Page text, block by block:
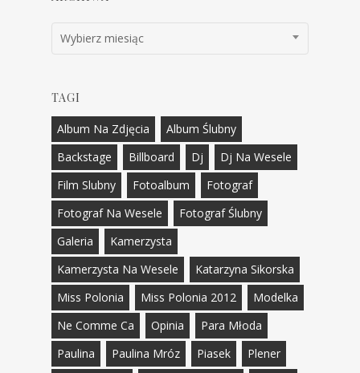
Archiwa
Wybierz miesiąc
TAGI
Album Na Zdjęcia
Album Ślubny
Backstage
Billboard Dj
Dj Na Wesele
Film Slubny
Fotoalbum
Fotograf
Fotograf Na Wesele
Fotograf Ślubny
Galeria
Kamerzysta
Kamerzysta Na Wesele
Katarzyna Sikorska
Miss Polonia
Miss Polonia 2012
Modelka
Ne Comme Ca
Opinia
Para Młoda
Paulina
Paulina Mróz Piasek
Plener